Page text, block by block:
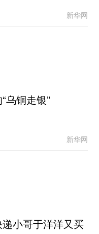
新华网
乌铜走银”
新华网
小哥于洋洋又买